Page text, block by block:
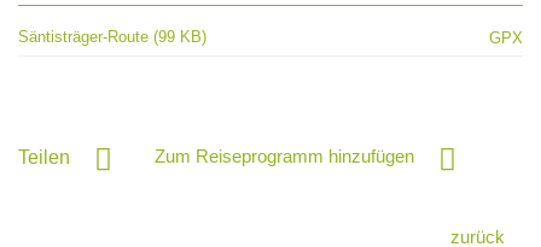
Säntisträger-Route (99 KB) GPX
Teilen Zum Reiseprogramm hinzufügen
zurück